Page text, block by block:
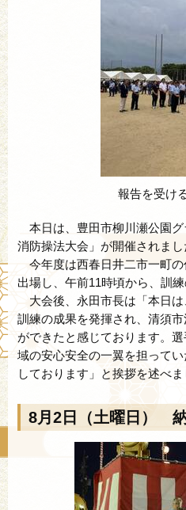
報告を受け
本日は、豊田市柳川瀬公園グ
消防操法大会」が開催されまし
今年度は西春日井二市一町
出場し、午前11時頃から、訓
大会後、永田市長は「本日は
訓練の成果を発揮され、清須
ができたと感じております。
域の安心安全の一翼を担って
しております」と挨拶を述べま
8月2日（土曜日）